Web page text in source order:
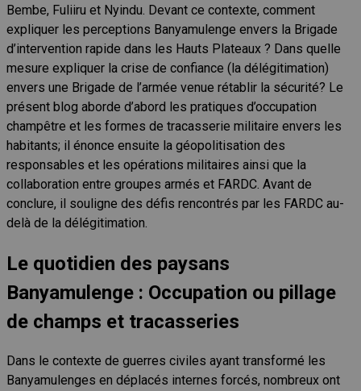
Bembe, Fuliiru et Nyindu. Devant ce contexte, comment
expliquer les perceptions Banyamulenge envers la Brigade
d’intervention rapide dans les Hauts Plateaux ? Dans quelle
mesure expliquer la crise de confiance (la délégitimation)
envers une Brigade de l’armée venue rétablir la sécurité? Le
présent blog aborde d’abord les pratiques d’occupation
champêtre et les formes de tracasserie militaire envers les
habitants; il énonce ensuite la géopolitisation des
responsables et les opérations militaires ainsi que la
collaboration entre groupes armés et FARDC. Avant de
conclure, il souligne des défis rencontrés par les FARDC au-
delà de la délégitimation.
Le quotidien des paysans
Banyamulenge : Occupation ou pillage
de champs et tracasseries
Dans le contexte de guerres civiles ayant transformé les
Banyamulenges en déplacés internes forcés, nombreux ont